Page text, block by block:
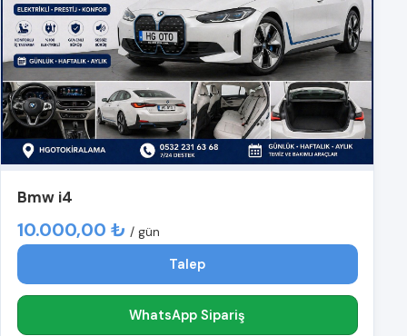
Bmw i4
10.000,00 ₺ / gün
Talep
WhatsApp Sipariş